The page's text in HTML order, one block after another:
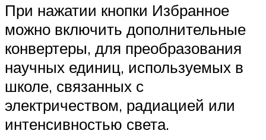
При нажатии кнопки Избранное
можно включить дополнительные
конвертеры, для преобразования
научных единиц, используемых в
школе, связанных с
электричеством, радиацией или
интенсивностью света.